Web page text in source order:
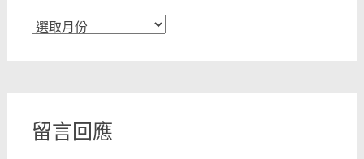
文
留言回應